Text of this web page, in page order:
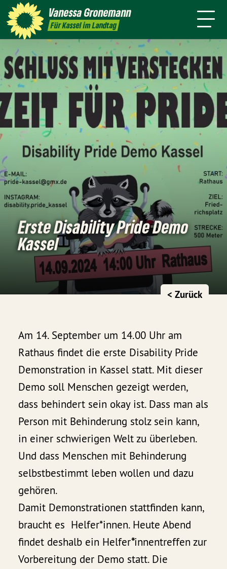
VanessaGronemann
Für Kassel im Landtag
Kontakt Mitmachen
Themen
Erste Disability Pride Demo
Kassel
< Zurück
Am 14. September um 14.00 Uhr am
Rathaus findet die erste Disability Pride
Demonstration in Kassel statt. Mit dieser
Demo soll Menschen gezeigt werden,
dass behindert sein okay ist. Dass man als
Person mit Behinderung stolz sein kann,
in einer schwierigen Welt zu überleben.
Und dass Menschen mit Behinderung
selbstbestimmt leben wollen und dazu
gehören.
Damit Demonstrationen stattfinden kann,
braucht es Helfer*innen. Heute Abend
findet deshalb ein Helfer*innentreffen zur
Vorbereitung der Demo statt. Die